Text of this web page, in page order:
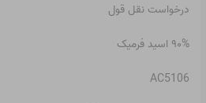
درخواست نقل قول
۹۰% اسید فرمیک
AC5106